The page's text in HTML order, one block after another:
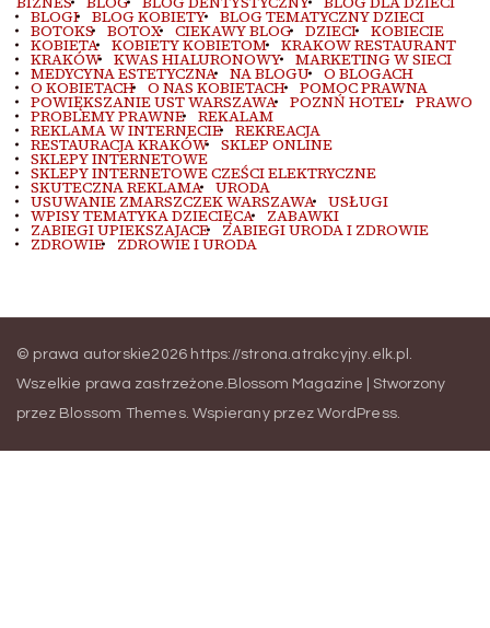
BLOGI BLOG KOBIETY BLOG TEMATYCZNY DZIECI
BOTOKS BOTOX CIEKAWY BLOG DZIECI KOBIECIE
KOBIETA KOBIETY KOBIETOM KRAKOW RESTAURANT
KRAKÓW KWAS HIALURONOWY MARKETING W SIECI
MEDYCYNA ESTETYCZNA NA BLOGU O BLOGACH
O KOBIETACH O NAS KOBIETACH POMOC PRAWNA
POWIĘKSZANIE UST WARSZAWA POZNŃ HOTEL PRAWO
PROBLEMY PRAWNE REKALAM
REKLAMA W INTERNECIE REKREACJA
RESTAURACJA KRAKÓW SKLEP ONLINE
SKLEPY INTERNETOWE
SKLEPY INTERNETOWE CZEŚCI ELEKTRYCZNE
SKUTECZNA REKLAMA URODA
USUWANIE ZMARSZCZEK WARSZAWA USŁUGI
WPISY TEMATYKA DZIECIĘCA ZABAWKI
ZABIEGI UPIEKSZAJACE ZABIEGI URODA I ZDROWIE
ZDROWIE ZDROWIE I URODA
© prawa autorskie2026 https://strona.atrakcyjny.elk.pl
Wszelkie prawa zastrzeżone. Blossom Magazine | Stworzony
przez Blossom Themes. Wspierany przezWordPress